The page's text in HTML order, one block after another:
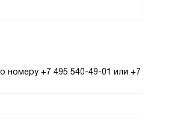
номеру +7 495 540-49-01 или +7